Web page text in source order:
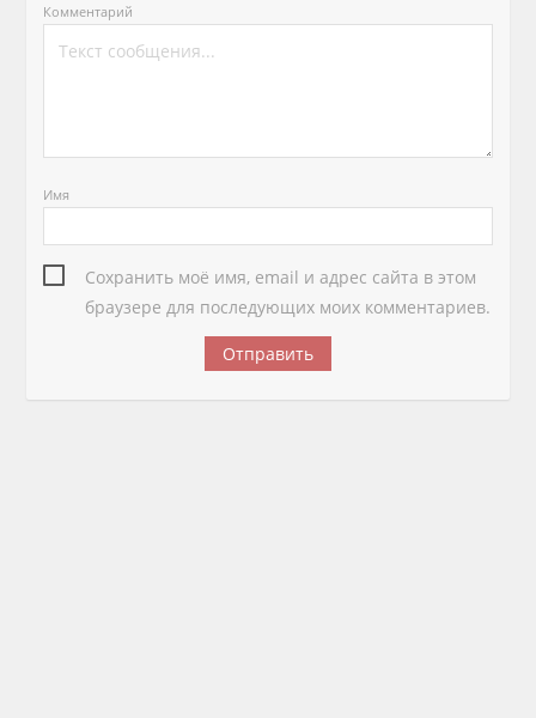
Комментарий
Имя
Сохранить моё имя, email и адрес сайта в этом
браузере для последующих моих комментариев.